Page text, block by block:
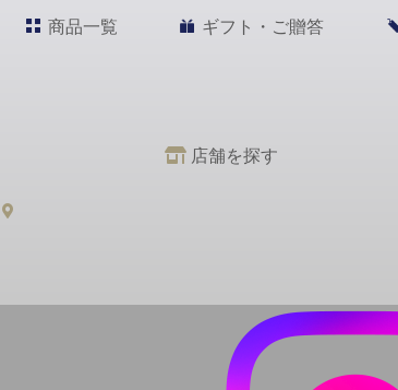
商品一覧 ギフト・ご贈答
店舗を探す